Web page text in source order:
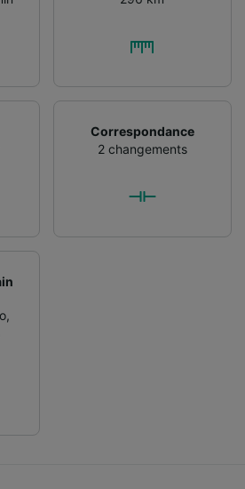
Correspondance
2 changements
,